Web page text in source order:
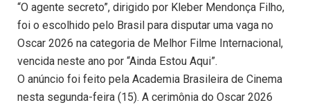
“O agente secreto”, dirigido por Kleber Mendonça Filho,
foi o escolhido pelo Brasil para disputar uma vaga no
Oscar 2026 na categoria de Melhor Filme Internacional,
vencida neste ano por “Ainda Estou Aqui”.
O anúncio foi feito pela Academia Brasileira de Cinema
nesta segunda-feira (15). A cerimônia do Oscar 2026